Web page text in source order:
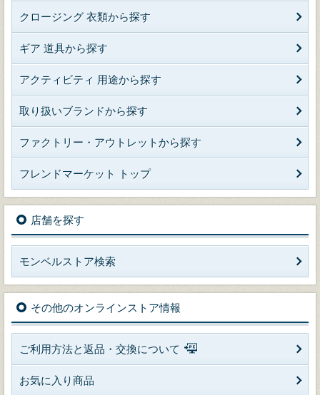
クロージング 衣類から探す
ギア 道具から探す
アクティビティ 用途から探す
取り扱いブランドから探す
ファクトリー・アウトレットから探す
フレンドマーケット トップ
店舗を探す
モンベルストア検索
その他のオンラインストア情報
ご利用方法と返品・交換について
お気に入り商品